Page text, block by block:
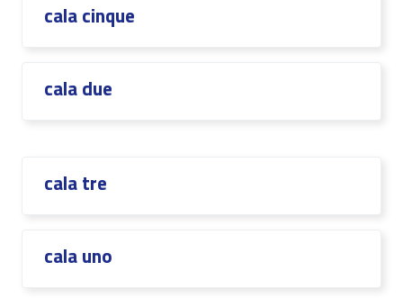
cala cinque
cala due
cala tre
cala uno